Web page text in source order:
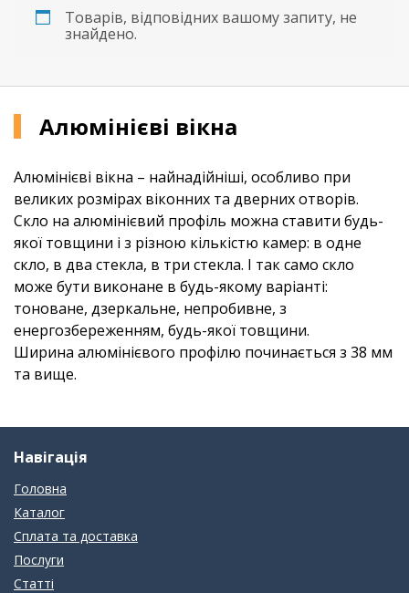
Товарів, відповідних вашому запиту, не
знайдено.
Алюмінієві вікна
Алюмінієві вікна – найнадійніші, особливо при
великих розмірах віконних та дверних отворів.
Скло на алюмінієвий профіль можна ставити будь-
якої товщини і з різною кількістю камер: в одне
скло, в два стекла, в три стекла. І так само скло
може бути виконане в будь-якому варіанті:
тоноване, дзеркальне, непробивне, з
енергозбереженням, будь-якої товщини.
Ширина алюмінієвого профілю починається з 38 мм
та вище.
Навігація
Головна
Каталог
Сплата та доставка
Послуги
Статті
Підвіконня